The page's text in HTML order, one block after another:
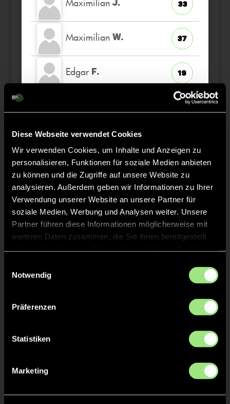
Diese Webseite verwendet Cookies
Wir verwenden Cookies, um Inhalte und Anzeigen zu
personalisieren, Funktionen für soziale Medien anbieten
zu können und die Zugriffe auf unsere Website zu
analysieren. Außerdem geben wir Informationen zu Ihrer
Verwendung unserer Website an unsere Partner für
soziale Medien, Werbung und Analysen weiter. Unsere
Partner führen diese Informationen möglicherweise mit
weiteren Daten zusammen, die Sie ihnen bereitgestellt
Notwendig
Präferenzen
Statistiken
Marketing
J. 33
Maximilian W. 37
Edgar F. 19
Staff
Leon ARNOLD
Valentin DEVRIENT
1:0
1’
1:2 2’